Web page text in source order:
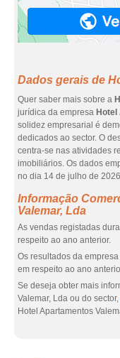
Dados gerais de
Quer saber mais sobre a
jurídica da empresa Hotel
solidez empresarial é
dedicados ao sector. O
centra-se nas atividades
imobiliários. Os dados
no dia 14 de julho de
Informação
Valemar, Lda
As vendas registadas
respeito ao ano anterior.
Os resultados da
em respeito ao ano
Se deseja obter mais
Valemar, Lda ou do sector,
Hotel Apartamentos